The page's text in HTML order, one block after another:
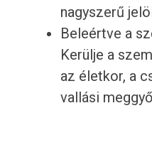
nagyszerű
Beleértve a
Kerülje a
az életkor, a
vallási